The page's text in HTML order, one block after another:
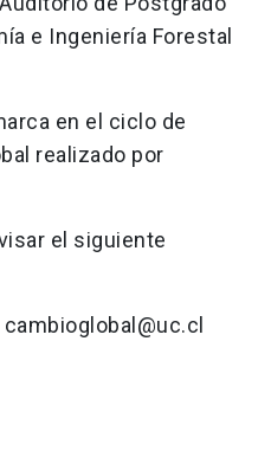
e Ingeniería Forestal
en el ciclo de
realizado por
el siguiente
cambioglobal@uc.cl